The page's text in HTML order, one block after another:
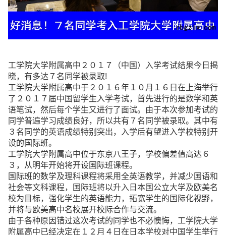
工学院大学附属高中２０１７（中国）入学考试结果今日揭
晓，有多达７名同学被录取!
工学院大学附属高中于２０１６年１０月１６日在上海举行
了２０１７届中国留学生入学考试，首先进行的是数学和英
语笔试，然后每个学生又进行了面试。由于本次参加考试的
同学普遍学习成绩良好，所以共有７名同学被录取。其中有
３名同学的英语成绩特别突出，入学后有望进入学校特别开
设的国际班。
工学院大学附属高中位于东京八王子，学校偏差值高达６
３，从明年开始将开设国际班课程。
国际班的数学及理科课程将采用全英语教学，并减少国语和
社会等文科课程，国际班将以升入日本国公立大学及欧美名
校为目标，强化学生的英语能力，拓宽学生的国际化视野，
并将与欧美高中名校展开校际合作与交流。
由于各种原因错过这次考试的同学也不必懊悔，工学院大学
附属高中已经决定在１２月４日在日本学校对中国学生举行